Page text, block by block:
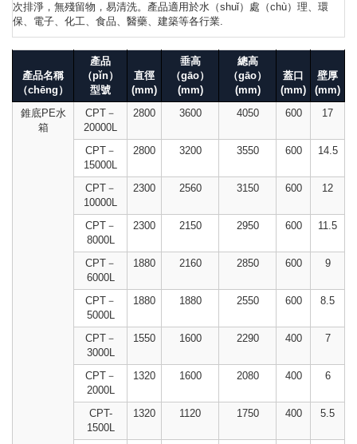
次排淨，無殘留物，易清洗。產品適用於水（shuǐ）處（chù）理、環
保、電子、化工、食品、醫藥、建築等各行業.
產品名稱
（chēng）
產品
（pǐn）
型號
直徑
(mm)
垂高
（gāo）
(mm)
總高
（gāo）
(mm)
蓋口
(mm)
壁厚
(mm)
錐底PE水
箱
CPT－
20000L
2800 3600 4050 600 17
CPT－
15000L
2800 3200 3550 600 14.5
CPT－
10000L
2300 2560 3150 600 12
CPT－
8000L
2300 2150 2950 600 11.5
CPT－
6000L
1880 2160 2850 600 9
CPT－
5000L
1880 1880 2550 600 8.5
CPT－
3000L
1550 1600 2290 400 7
CPT－
2000L
1320 1600 2080 400 6
CPT-
1500L
1320 1120 1750 400 5.5